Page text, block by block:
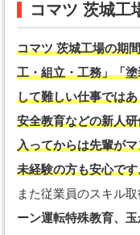
コマツ 茨城工
コマツ 茨城工場の期
工・組立・工務」「
して難しい仕事では
安全教育などの新人
入ってからは先輩が
未経験の方も安心です
また従業員のスキル取
ーン運転特殊教育、